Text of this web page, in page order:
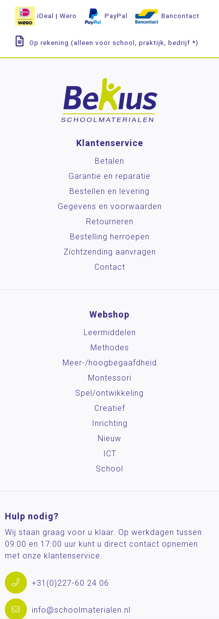
iDeal | Wero PayPal Bancontact
Op rekening (alleen voor school, praktijk, bedrijf *)
Klantenservice
Betalen
Garantie en reparatie
Bestellen en levering
Gegevens en voorwaarden
Retourneren
Bestelling herroepen
Zichtzending aanvragen
Contact
Webshop
Leermiddelen
Methodes
Meer-/hoog­begaafdheid
Montessori
Spel/ontwikkeling
Creatief
Inrichting
Nieuw
ICT
School
Hulp nodig?
Wij staan graag voor u klaar. Op werkdagen tussen
09:00 en 17:00 uur kunt u direct contact opnemen
met onze klantenservice.
+31(0)227-60 24 06
info@schoolmaterialen.nl